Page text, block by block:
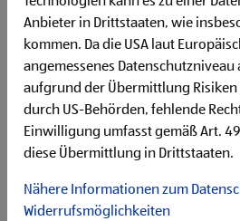
Flexibilität für Früh- und
Samstag)
Begeisterung im Handel zu
Unternehmenserfolg
Freude an der Arbeit im Team
Miteinander
Bereitschaft zu körperlich
freundlich im Umgang mit
zuverlässige und organisierte
gewissenhaften Erledigung der
Anbieter in Drittstaaten, wie
kommen. Da die USA laut
angemessenes
aufgrund der Übermittlung Risiken
durch US-Behörden, fehlende
Einwilligung umfasst gemäß Art. 49
diese Übermittlung in Drittstaaten.
Nähere Informationen zum
Widerrufsmöglichkeiten